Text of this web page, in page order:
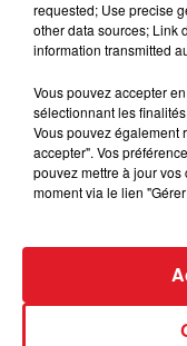
BÉTHUNE:
VOLONTAIRE
Selon les
à des prostituées
requested; Use precise
other data sources; Link
information transmitted
Vous pouvez accepter
sélectionnant les
Vous pouvez également
accepter". Vos
pouvez mettre à jour
moment via le lien